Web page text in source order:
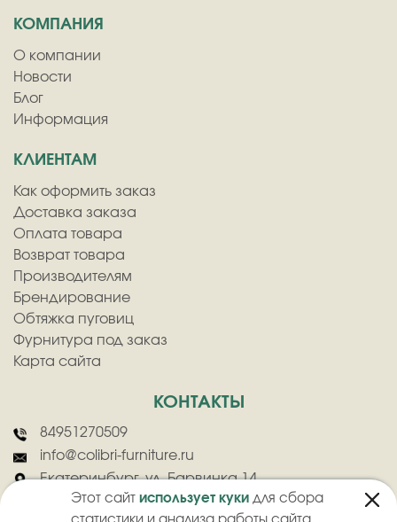
Этот сайт использует куки для сбора
КОМПАНИЯ
О компании
Новости
Блог
Информация
КЛИЕНТАМ
Как оформить заказ
Доставка заказа
Оплата товара
Возврат товара
Производителям
Брендирование
Обтяжка пуговиц
Фурнитура под заказ
Карта сайта
КОНТАКТЫ
84951270509
info@colibri-furniture.ru
Екатеринбург, ул. Барвинка 14